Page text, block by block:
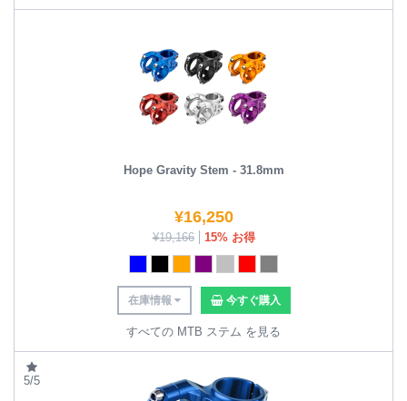
Hope Gravity Stem - 31.8mm
¥16,250
¥19,166 15% お得
在庫情報 今すぐ購入
すべての MTB ステム を見る
5/5